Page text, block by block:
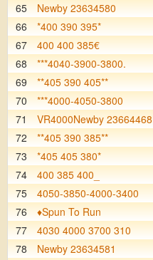
65
Newby 23634580
66
*400 390 395*
67
400 400 385€
68
***4040-3900-3800.
69
**405 390 405**
70
***4000-4050-3800
71
VR4000Newby 23664468
72
**405 390 385**
73
*405 405 380*
74
400 385 400_
75
4050-3850-4000-3400
76
♦️Spun To Run
77
4030 4000 3700 310
78
Newby 23634581